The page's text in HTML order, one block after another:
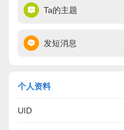
Ta的主题
发短消息
个人资料
UID